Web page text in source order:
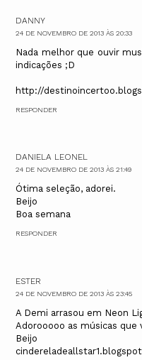
DANNY
24 DE NOVEMBRO DE 2013 ÀS 20:33
Nada melhor que ouvir
indicações ;D
http://
RESPONDER
DANIELA LEONEL
24 DE NOVEMBRO DE 2013 ÀS 21:49
Ótima seleção, adorei.
Beijo
Boa semana
RESPONDER
ESTER
24 DE NOVEMBRO DE 2013 ÀS 23:45
A Demi arrasou em Neon
Adorooooo as músicas que
Beijo